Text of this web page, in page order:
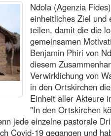
Ndola (Agenzia
einheitliches Ziel und
teilen, damit die die
gemeinsamen
Benjamin Phiri von
diesem
Verwirklichung von
in den Ortskirchen
Einheit aller Akteure
"In den Ortskirchen
jede einzelne pastorale
Covid-19 gegangen und